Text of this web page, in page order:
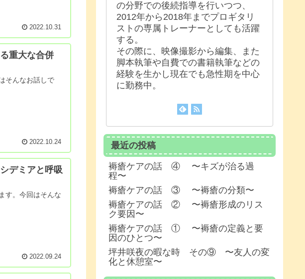
2022.10.31
重大な合併
そんなお話しで
2022.10.24
デミアと呼吸
す。今回はそんな
2022.09.24
の分野での後続指導を行いつつ、
2012年から2018年までプロギタリ
ストの専属トレーナーとしても活躍
する。
その際に、映像撮影から編集、また
脚本執筆や自費での書籍執筆などの
経験を生かし現在でも急性期を中心
に勤務中。
最近の投稿
褥瘡ケアの話 ④ 〜キズが治る過
程〜
褥瘡ケアの話 ③ 〜褥瘡の分類〜
褥瘡ケアの話 ② 〜褥瘡形成のリス
ク要因〜
褥瘡ケアの話 ① 〜褥瘡の定義と要
因のひとつ〜
坪井咲夜の暇な時 その⑨ 〜友人の変
化と休憩室〜